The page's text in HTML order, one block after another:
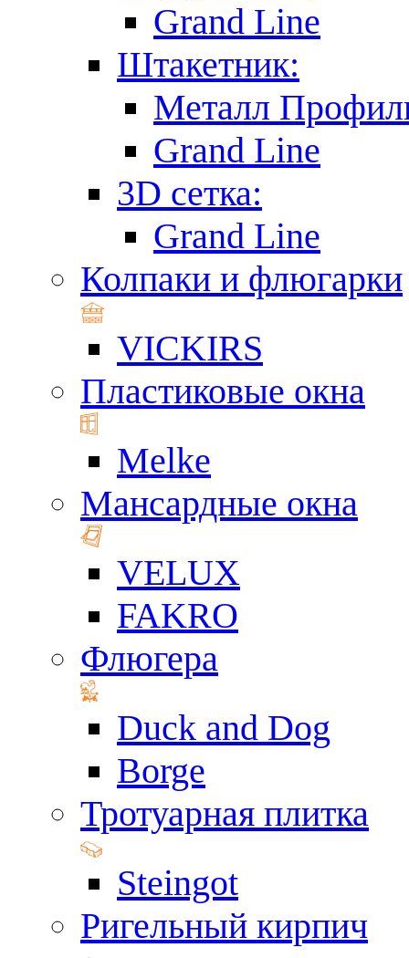
Grand Line
Штакетник:
Металл
Grand Line
3D сетка:
Grand Line
Колпаки и флюгарки
VICKIRS
Пластиковые окна
Melke
Мансардные окна
VELUX
FAKRO
Флюгера
Duck and Dog
Borge
Тротуарная плитка
Steingot
Ригельный кирпич